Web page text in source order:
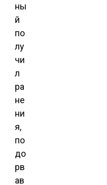
ны
й
по
лу
чи
л
ра
не
ни
я,
по
до
рв
ав